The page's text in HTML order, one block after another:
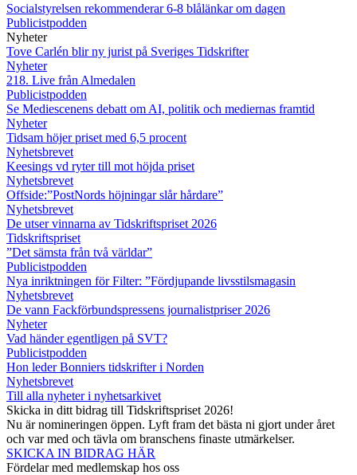
Socialstyrelsen rekommenderar 6-8 blålänkar om dagen
Publicistpodden
Nyheter
Tove Carlén blir ny jurist på Sveriges Tidskrifter
Nyheter
218. Live från Almedalen
Publicistpodden
Se Mediescenens debatt om AI, politik och mediernas framtid
Nyheter
Tidsam höjer priset med 6,5 procent
Nyhetsbrevet
Keesings vd ryter till mot höjda priset
Nyhetsbrevet
Offside:”PostNords höjningar slår hårdare”
Nyhetsbrevet
De utser vinnarna av Tidskriftspriset 2026
Tidskriftspriset
”Det sämsta från två världar”
Publicistpodden
Nya inriktningen för Filter: ”Fördjupande livsstilsmagasin
Nyhetsbrevet
De vann Fackförbundspressens journalistpriser 2026
Nyheter
Vad händer egentligen på SVT?
Publicistpodden
Hon leder Bonniers tidskrifter i Norden
Nyhetsbrevet
Till alla nyheter i nyhetsarkivet
Skicka in ditt bidrag till Tidskriftspriset 2026!
Nu är nomineringen öppen. Lyft fram det bästa ni gjort under året
och var med och tävla om branschens finaste utmärkelser.
SKICKA IN BIDRAG HÄR
Fördelar med medlemskap hos oss